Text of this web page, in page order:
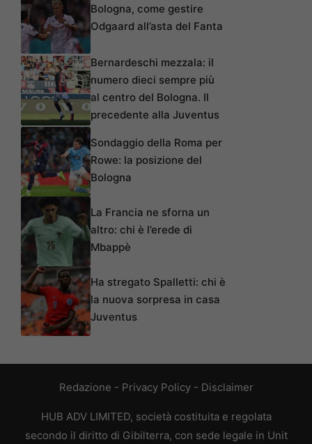
Bologna, come gestire
Odgaard all’asta del Fanta
Bernardeschi mezzala: il
numero dieci sempre più
al centro del Bologna. Il
precedente alla Juventus
Sondaggio della Roma per
Rowe: la posizione del
Bologna
La Francia ne sforna un
altro: chi è l’erede di
Mbappè
Ha stregato Spalletti: chi è
la nuova sorpresa in casa
Juventus
Redazione - Privacy Policy- Disclaimer
HUB ADV LIMITED, società costituita e regolata
secondo il diritto di Gibilterra, con sede legale in Unit